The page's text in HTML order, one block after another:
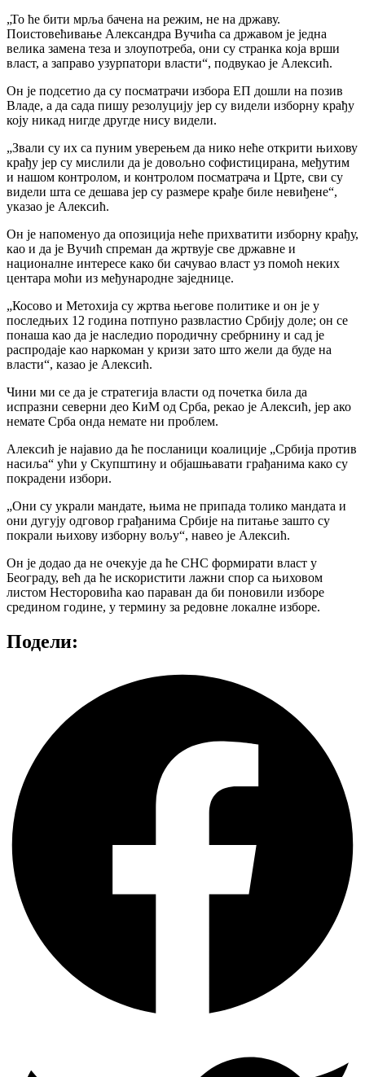
„То ће бити мрља бачена на режим, не на државу.
Поистовећивање Александра Вучића са државом је једна
велика замена теза и злоупотреба, они су странка која врши
власт, а заправо узурпатори власти“, подвукао је Алексић.
Он је подсетио да су посматрачи избора ЕП дошли на позив
Владе, а да сада пишу резолуцију јер су видели изборну крађу
коју никад нигде другде нису видели.
„Звали су их са пуним уверењем да нико неће открити њихову
крађу јер су мислили да је довољно софистицирана, међутим
и нашом контролом, и контролом посматрача и Црте, сви су
видели шта се дешава јер су размере крађе биле невиђене“,
указао је Алексић.
Он је напоменуо да опозиција неће прихватити изборну крађу,
као и да је Вучић спреман да жртвује све државне и
националне интересе како би сачувао власт уз помоћ неких
центара моћи из међународне заједнице.
„Косово и Метохија су жртва његове политике и он је у
последњих 12 година потпуно развластио Србију доле; он се
понаша као да је наследио породичну сребрнину и сад је
распродаје као наркоман у кризи зато што жели да буде на
власти“, казао је Алексић.
Чини ми се да је стратегија власти од почетка била да
испразни северни део КиМ од Срба, рекао је Алексић, јер ако
немате Срба онда немате ни проблем.
Алексић је најавио да ће посланици коалиције „Србија против
насиља“ ући у Скупштину и објашњавати грађанима како су
покрадени избори.
„Они су украли мандате, њима не припада толико мандата и
они дугују одговор грађанима Србије на питање зашто су
покрали њихову изборну вољу“, навео је Алексић.
Он је додао да не очекује да ће СНС формирати власт у
Београду, већ да ће искористити лажни спор са њиховом
листом Несторовића као параван да би поновили изборе
средином године, у термину за редовне локалне изборе.
Подели: